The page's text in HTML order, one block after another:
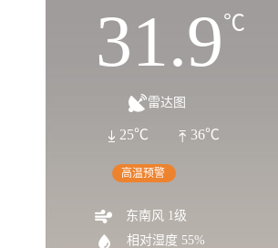
31.9℃
雷达图
36℃
25℃
高温预警
东南风 1级
相对湿度 55%